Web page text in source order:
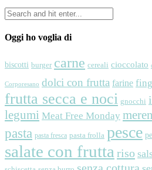
Oggi ho voglia di
biscotti burger carne cereali cioccolato
Corporesano dolci con frutta farine
frutta secca e noci gnocchi
legumi Meat Free Monday
pasta pasta fresca pasta frolla pesce
salate con frutta riso